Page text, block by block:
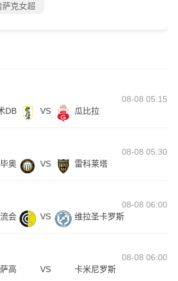
萨克女超
08-08 05:15
DB
VS 瓜比拉
08-08 05:30
奥
VS 雷科莱塔
08-08 06:00
会
VS 维拉圣卡罗斯
08-08 06:00
高
VS 卡米尼罗斯